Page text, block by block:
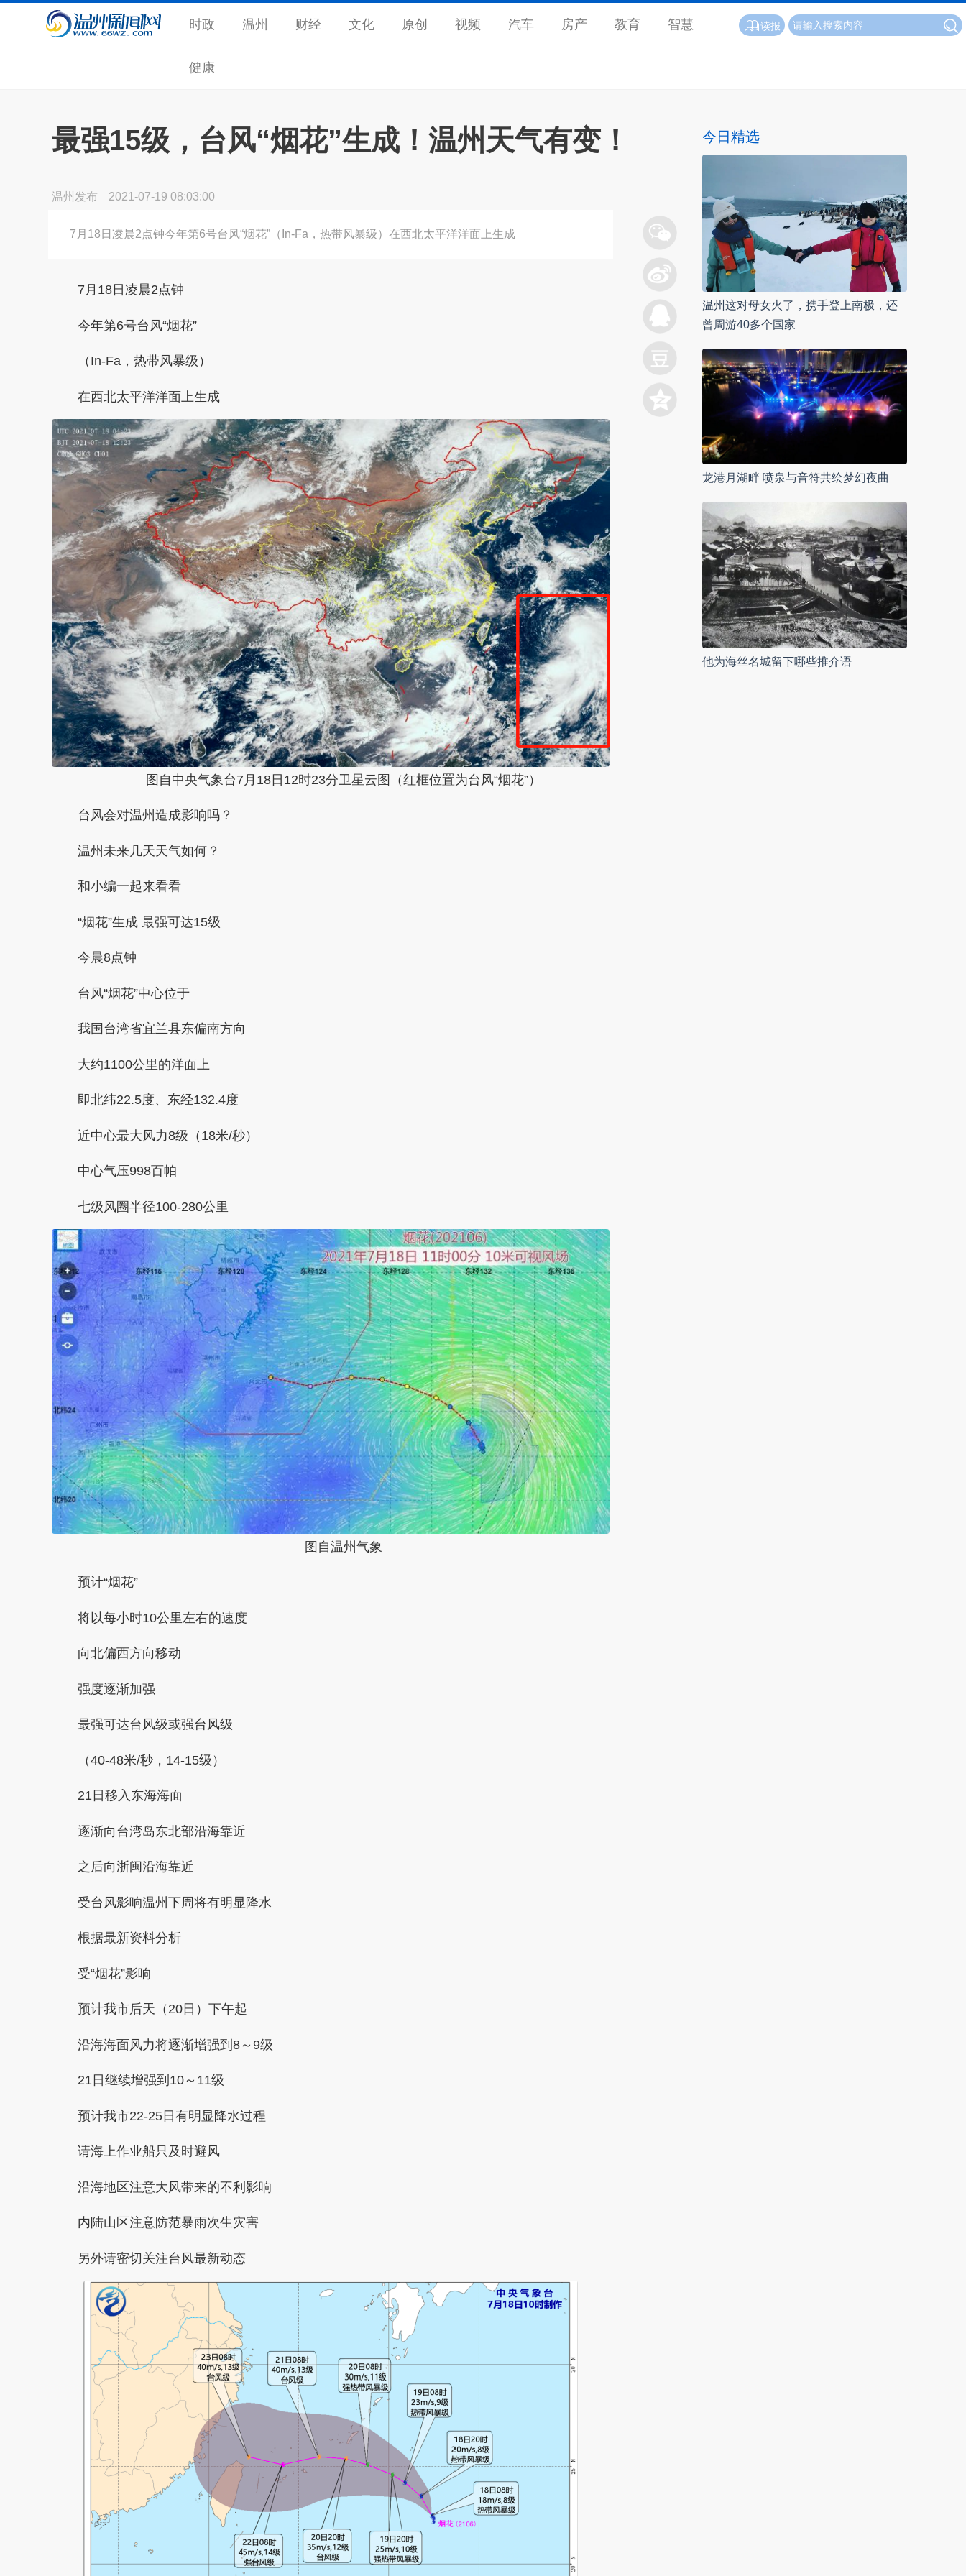
时政 温州 财经 文化 原创 视频 汽车 房产 教育 智慧
健康
读报
最强15级，台风“烟花”生成！温州天气有变！
温州发布 2021-07-19 08:03:00
7月18日凌晨2点钟今年第6号台风“烟花”（In-Fa，热带风暴级）在西北太平洋洋面上生成
7月18日凌晨2点钟
今年第6号台风“烟花”
（In-Fa，热带风暴级）
在西北太平洋洋面上生成
图自中央气象台7月18日12时23分卫星云图（红框位置为台风“烟花”）
台风会对温州造成影响吗？
温州未来几天天气如何？
和小编一起来看看
“烟花”生成 最强可达15级
今晨8点钟
台风“烟花”中心位于
我国台湾省宜兰县东偏南方向
大约1100公里的洋面上
即北纬22.5度、东经132.4度
近中心最大风力8级（18米/秒）
中心气压998百帕
七级风圈半径100-280公里
图自温州气象
预计“烟花”
将以每小时10公里左右的速度
向北偏西方向移动
强度逐渐加强
最强可达台风级或强台风级
（40-48米/秒，14-15级）
21日移入东海海面
逐渐向台湾岛东北部沿海靠近
之后向浙闽沿海靠近
受台风影响温州 下周将有明显降水
根据最新资料分析
受“烟花”影响
预计我市后天（20日）下午起
沿海海面风力将逐渐增强到8～9级
21日继续增强到10～11级
预计我市22-25日有明显降水过程
请海上作业船只及时避风
沿海地区注意大风带来的不利影响
内陆山区注意防范暴雨次生灾害
另外请密切关注台风最新动态
今日精选
温州这对母女火了，携手登上南极，还
曾周游40多个国家
龙港月湖畔 喷泉与音符共绘梦幻夜曲
他为海丝名城留下哪些推介语